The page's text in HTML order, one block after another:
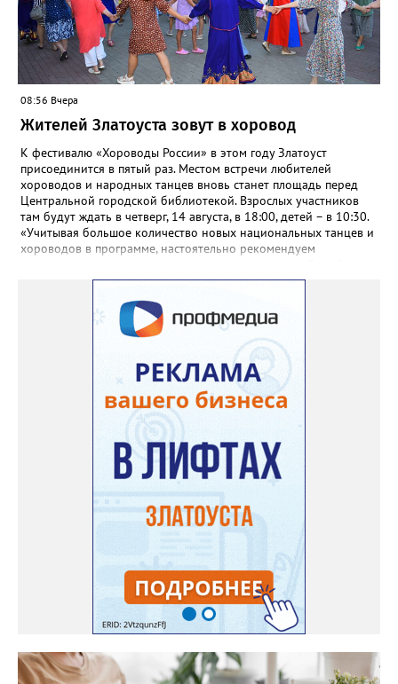
08:56 Вчера
Жителей Златоуста зовут в хоровод
К фестивалю «Хороводы России» в этом году Златоуст
присоединится в пятый раз. Местом встречи любителей
хороводов и народных танцев вновь станет площадь перед
Центральной городской библиотекой. Взрослых участников
там будут ждать в четверг, 14 августа, в 18:00, детей – в 10:30.
«Учитывая большое количество новых национальных танцев и
хороводов в программе, настоятельно рекомендуем
(четверг) и 11 (вторник) августа в 18:00 на той же площади, -
сообщают организаторы. И добавляют: - Репетиции состоятся в
любую погоду! Если не на открытом воздухе, то в большом
зале на 5-ом этаже». Праздники для детей и взрослых в этом
году будут объединены общим названием «Златоустовский
народ, вставай в единый хоровод!».